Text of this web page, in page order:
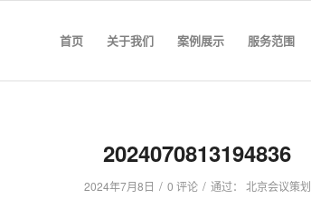
首页 关于我们 案例展示 服务范围
2024070813194836
2024年7月8日 / 0 评论 / 通过： 北京会议策划